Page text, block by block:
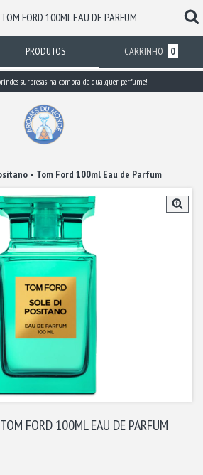
FORD 100ML EAU DE PARFUM
PRODUTOS CARRINHO 0
surpresas na compra de qualquer perfume!
• Tom Ford 100ml Eau de Parfum
FORD 100ML EAU DE PARFUM